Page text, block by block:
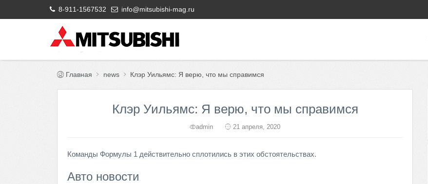
8-911-1567532 info@mitsubishi-mag.ru
Главная news Клэр Уильямс: Я верю, что мы справимся
Клэр Уильямс: Я верю, что мы справимся
admin 21 апреля, 2020
Команды Формулы 1 действительно сплотились в этих обстоятельствах.
Авто новости